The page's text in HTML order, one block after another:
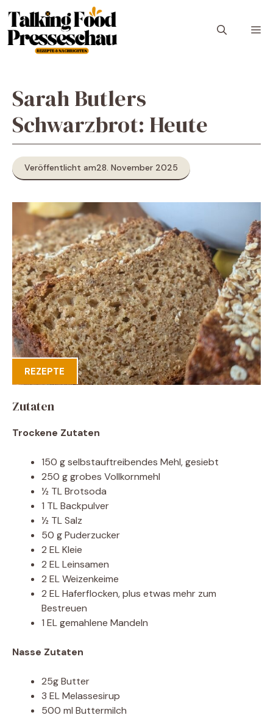
Inhalt
springen
Sarah Butlers
Schwarzbrot: Heute
Veröffentlicht am28. November 2025
REZEPTE
Zutaten
Trockene Zutaten
150 g selbstauftreibendes Mehl, gesiebt
250 g grobes Vollkornmehl
½ TL Brotsoda
1 TL Backpulver
½ TL Salz
50 g Puderzucker
2 EL Kleie
2 EL Leinsamen
2 EL Weizenkeime
2 EL Haferflocken, plus etwas mehr zum
Bestreuen
1 EL gemahlene Mandeln
Nasse Zutaten
25g Butter
3 EL Melassesirup
500 ml Buttermilch